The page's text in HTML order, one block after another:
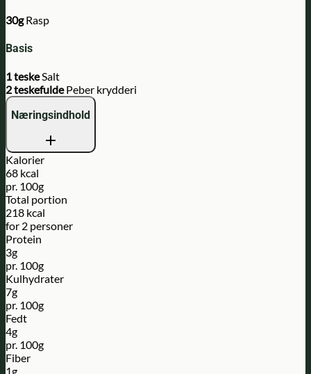
30gRasp
Basis
1 teskeSalt
2 teskefuldePeber krydderi
Næringsindhold
Kalorier
68 kcal
pr. 100g
Total portion
218 kcal
for 2 personer
Protein
3g
pr. 100g
Kulhydrater
7g
pr. 100g
Fedt
4g
pr. 100g
Fiber
1g